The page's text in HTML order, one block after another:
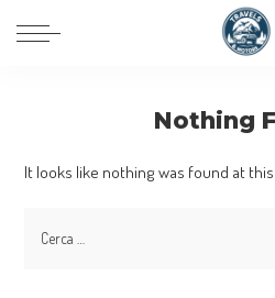
Nothing
It looks like nothing was found at